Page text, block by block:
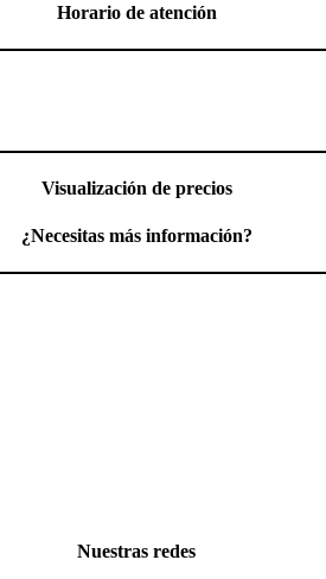
Horario de atención
Visualización de precios
¿Necesitas más información?
Nuestras redes